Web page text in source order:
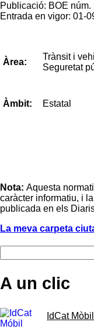
Publicació: BOE
Entrada en vigor: 01-
Àrea:
Trànsit i
Seguretat
Àmbit: Estatal
Nota: Aquesta
caràcter informatiu, i
publicada en els
La meva carpeta
A un clic
IdCat